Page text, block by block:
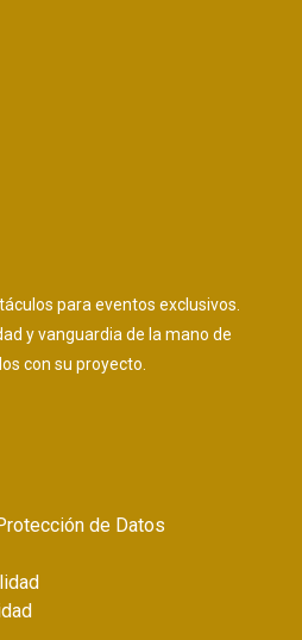
para eventos exclusivos.
y vanguardia de la mano de
con su proyecto.
de Datos